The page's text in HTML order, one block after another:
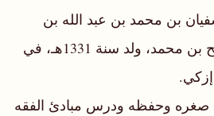
بن محمد بن عبد الله بن
سعيد بن محمد بن صالح بن محمد، ولد سنة 1331هـ، في
إزكي.
صغره وحفظه ودرس مبادئ الفقه